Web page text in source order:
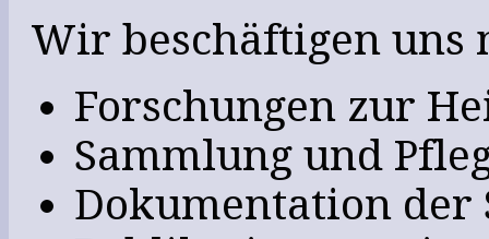
Wir beschäftigen uns
Forschungen zur
Sammlung und
Dokumentation der